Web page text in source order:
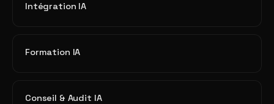
Intégration IA
Formation IA
Conseil & Audit IA